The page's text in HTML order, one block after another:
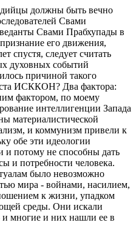
должны быть вечно
Свами
Свами Прабхупады в
его движения,
спустя, следует считать
духовных событий
причиной такого
ИСККОН? Два фактора:
фактором, по моему
интеллигенции Запада
материалистической
и коммунизм привели к
обе эти идеологии
и потому не способны дать
и потребности человека.
было невозможно
мира - войнами, насилием,
к жизни, упадком
среды. Они искали
и многие и них нашли ее в